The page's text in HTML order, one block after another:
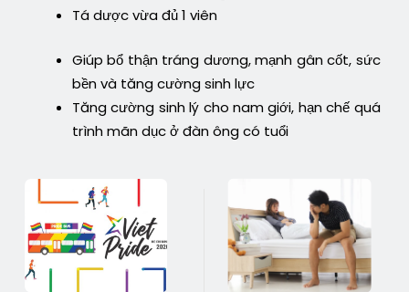
Tá dược vừa đủ 1 viên
Giúp bổ thận tráng dương, mạnh gân cốt, sức
bền và tăng cường sinh lực
Tăng cường sinh lý cho nam giới, hạn chế quá
trình mãn dục ở đàn ông có tuổi